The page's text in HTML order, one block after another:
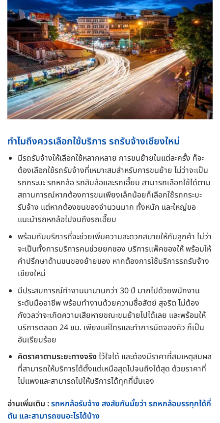
ทำไมถึงควรเลือกใช้บริการ รถรับจ้างเชียงใหม่
มีรถรับจ้างให้เลือกใช้หลากหลาย การขนย้ายในแต่ละครั้ง ก็จะ
ต้องเลือกใช้รถรับจ้างที่เหมาะสมสำหรับการขนย้าย ไม่ว่าจะเป็น
รถกระบะ รถหกล้อ รถสิบล้อและรถเฮี๊ยบ สามารถเลือกใช้ได้ตาม
สถานการณ์หากต้องการขนเพียงเล็กน้อยก็เลือกใช้รถกระบะ
รับจ้าง แต่หากต้องขนของจำนวนมาก ทั้งหนัก และใหญ่ขอ
แนะนำรถหกล้อไปจนถึงรถเฮี๊ยบ
พร้อมกับบริการที่จะช่วยเพิ่มความสะดวกสบายให้กับลูกค้า ไม่ว่า
จะเป็นทั้งการบริการคนช่วยยกของ บริการแพ็คของให้ พร้อมให้
คำปรึกษาด้านขนของย้ายของ หากต้องการใช้บริการรถรับจ้าง
เชียงใหม่
มีประสบการณ์ทำงานมานานกว่า 30 ปี มากไปด้วยพนักงาน
ระดับมืออาชีพ พร้อมทำงานด้วยความซื่อสัตย์ สุจริต ไม่ต้อง
กังวลว่าจะเกิดความเสียหายขณะขนย้ายไปได้เลย และพร้อมให้
บริการตลอด 24 ชม. เพียงแค่โทรและทำการนัดจองคิว ก็เป็น
อันเรียบร้อย
คิดราคาตามระยะทางจริงไว้ใจได้ และต้องมีราคาที่สมเหตุสมผล
ที่สามารถให้บริการได้ตั้งแต่เหนือสุดไปจนถึงใต้สุด ด้วยราคาที่
ไม่แพงและสามารถไปให้บริการได้ทุกที่นั่นเอง
อ่านเพิ่มเติม :รถหกล้อรับจ้าง สงสัยกันมั้ยว่า รถหกล้อบรรทุกได้กี่
ตัน และสามารถขนอะไรได้บ้าง